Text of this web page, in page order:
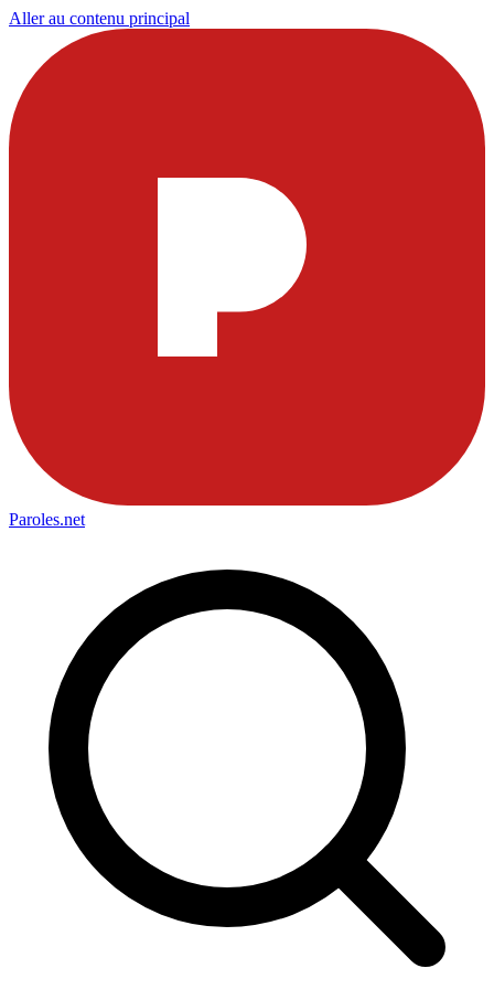
Aller au contenu principal
Paroles.net